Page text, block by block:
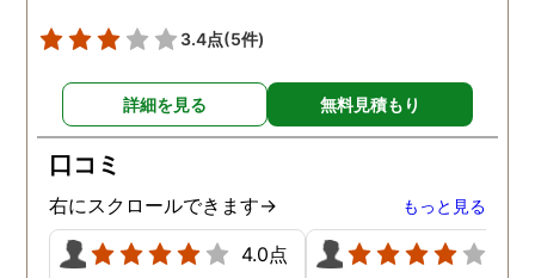
3.4点(5件)
詳細を見る 無料見積もり
口コミ
右にスクロールできます→ もっと見る
4.0点